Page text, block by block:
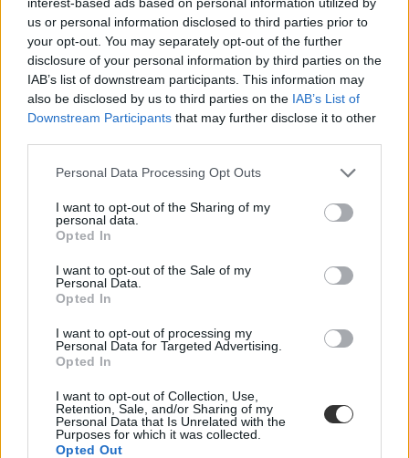
us or personal information disclosed to third parties prior to
your opt-out. You may separately opt-out of the further
disclosure of your personal information by third parties on the
IAB’s list of downstream participants. This information may
also be disclosed by us to third parties on the IAB’s List of
Downstream Participants that may further disclose it to other
Personal Data Processing Opt Outs
I want to opt-out of the Sharing of my
personal data.
Opted In
I want to opt-out of the Sale of my
Personal Data.
Opted In
I want to opt-out of processing my
Personal Data for Targeted Advertising.
Opted In
I want to opt-out of Collection, Use,
Retention, Sale, and/or Sharing of my
Personal Data that Is Unrelated with the
Purposes for which it was collected.
Opted Out
érettségi csalás